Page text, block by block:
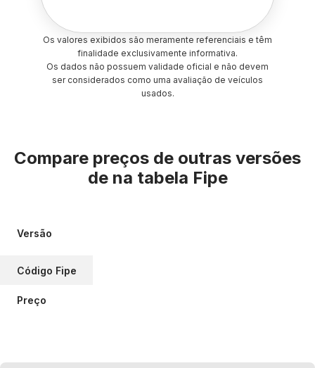
Os valores exibidos são meramente referenciais e têm
finalidade exclusivamente informativa.
Os dados não possuem validade oficial e não devem
ser considerados como uma avaliação de veículos
usados.
Compare preços de outras versões
de na tabela Fipe
Versão
Código Fipe
Preço